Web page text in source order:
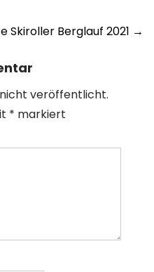
Skiroller Berglauf 2021 →
veröffentlicht.
* markiert